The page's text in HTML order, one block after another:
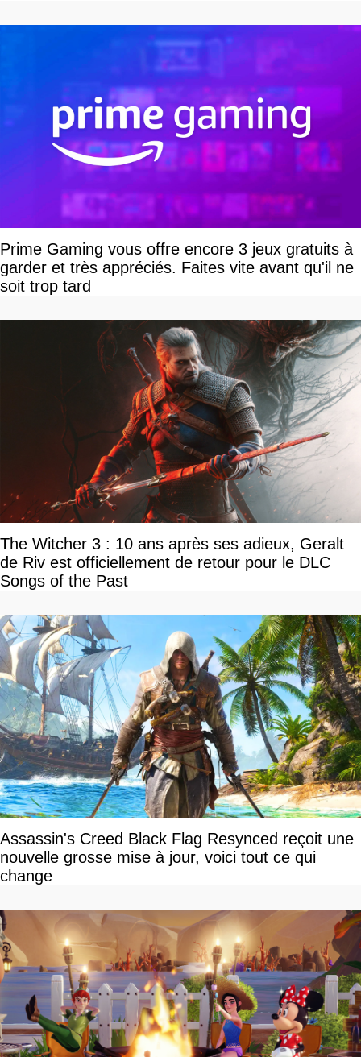
Prime Gaming vous offre encore 3 jeux gratuits à
garder et très appréciés. Faites vite avant qu'il ne
soit trop tard
The Witcher 3 : 10 ans après ses adieux, Geralt
de Riv est officiellement de retour pour le DLC
Songs of the Past
Assassin's Creed Black Flag Resynced reçoit une
nouvelle grosse mise à jour, voici tout ce qui
change